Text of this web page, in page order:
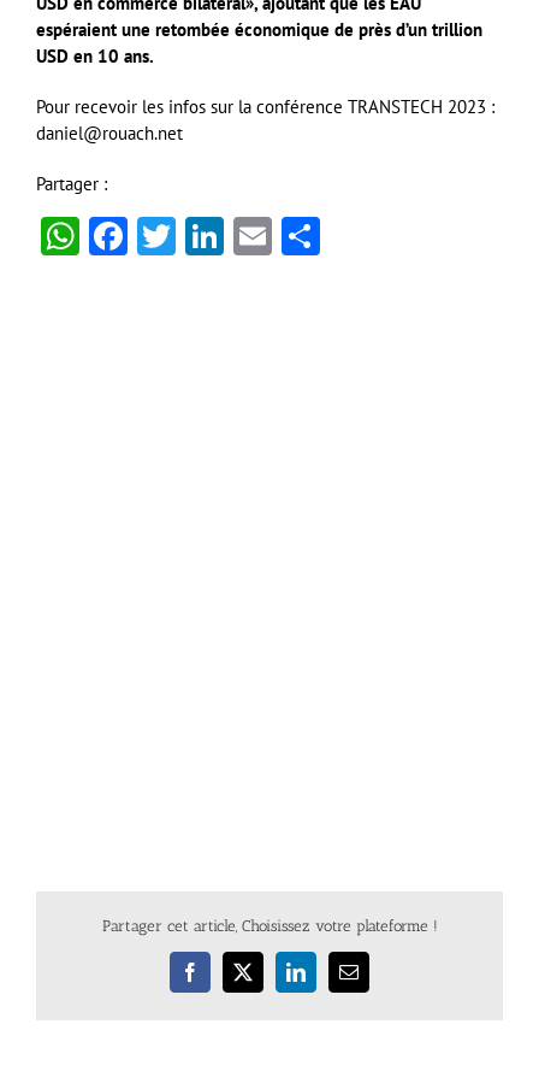
espéraient une retombée économique de près d’un trillion
USD en 10 ans.
Pour recevoir les infos sur la conférence TRANSTECH 2023 :
daniel@rouach.net
Partager :
WhatsApp
Facebook
Twitter
LinkedIn
Email
Partager cet article, Choisissez votre plateforme !
Facebook
X LinkedInEmail